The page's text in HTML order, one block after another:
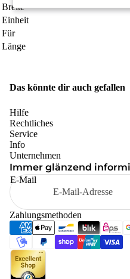
Breite
Einheit
Für
Länge
Das könnte dir auch gefallen
Hilfe
Rechtliches
Service
Info
Unternehmen
Immer glänzend
E-Mail
Zahlungsmethoden